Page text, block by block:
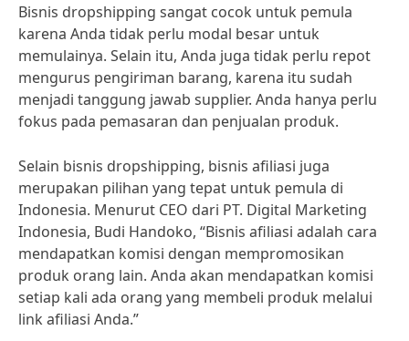
Bisnis dropshipping sangat cocok untuk pemula
karena Anda tidak perlu modal besar untuk
memulainya. Selain itu, Anda juga tidak perlu repot
mengurus pengiriman barang, karena itu sudah
menjadi tanggung jawab supplier. Anda hanya perlu
fokus pada pemasaran dan penjualan produk.
Selain bisnis dropshipping, bisnis afiliasi juga
merupakan pilihan yang tepat untuk pemula di
Indonesia. Menurut CEO dari PT. Digital Marketing
Indonesia, Budi Handoko, “Bisnis afiliasi adalah cara
mendapatkan komisi dengan mempromosikan
produk orang lain. Anda akan mendapatkan komisi
setiap kali ada orang yang membeli produk melalui
link afiliasi Anda.”